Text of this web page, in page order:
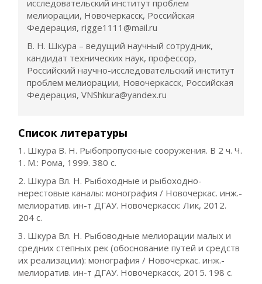
исследовательский институт проблем
мелиорации, Новочеркасск, Российская
Федерация, rigge1111@mail.ru
В. Н. Шкура – ведущий научный сотрудник,
кандидат технических наук, профессор,
Российский научно-исследовательский институт
проблем мелиорации, Новочеркасск, Российская
Федерация, VNShkura@yandex.ru
Список литературы
1. Шкура В. Н. Рыбопропускные сооружения. В 2 ч. Ч.
1. М.: Рома, 1999. 380 с.
2. Шкура Вл. Н. Рыбоходные и рыбоходно-
нерестовые каналы: монография / Новочеркас. инж.-
мелиоратив. ин-т ДГАУ. Новочеркасск: Лик, 2012.
204 с.
3. Шкура Вл. Н. Рыбоводные мелиорации малых и
средних степных рек (обоснование путей и средств
их реализации): монография / Новочеркас. инж.-
мелиоратив. ин-т ДГАУ. Новочеркасск, 2015. 198 с.